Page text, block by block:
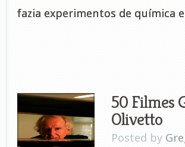
fazia experimentos de química
50 Filmes
Olivetto
Posted by